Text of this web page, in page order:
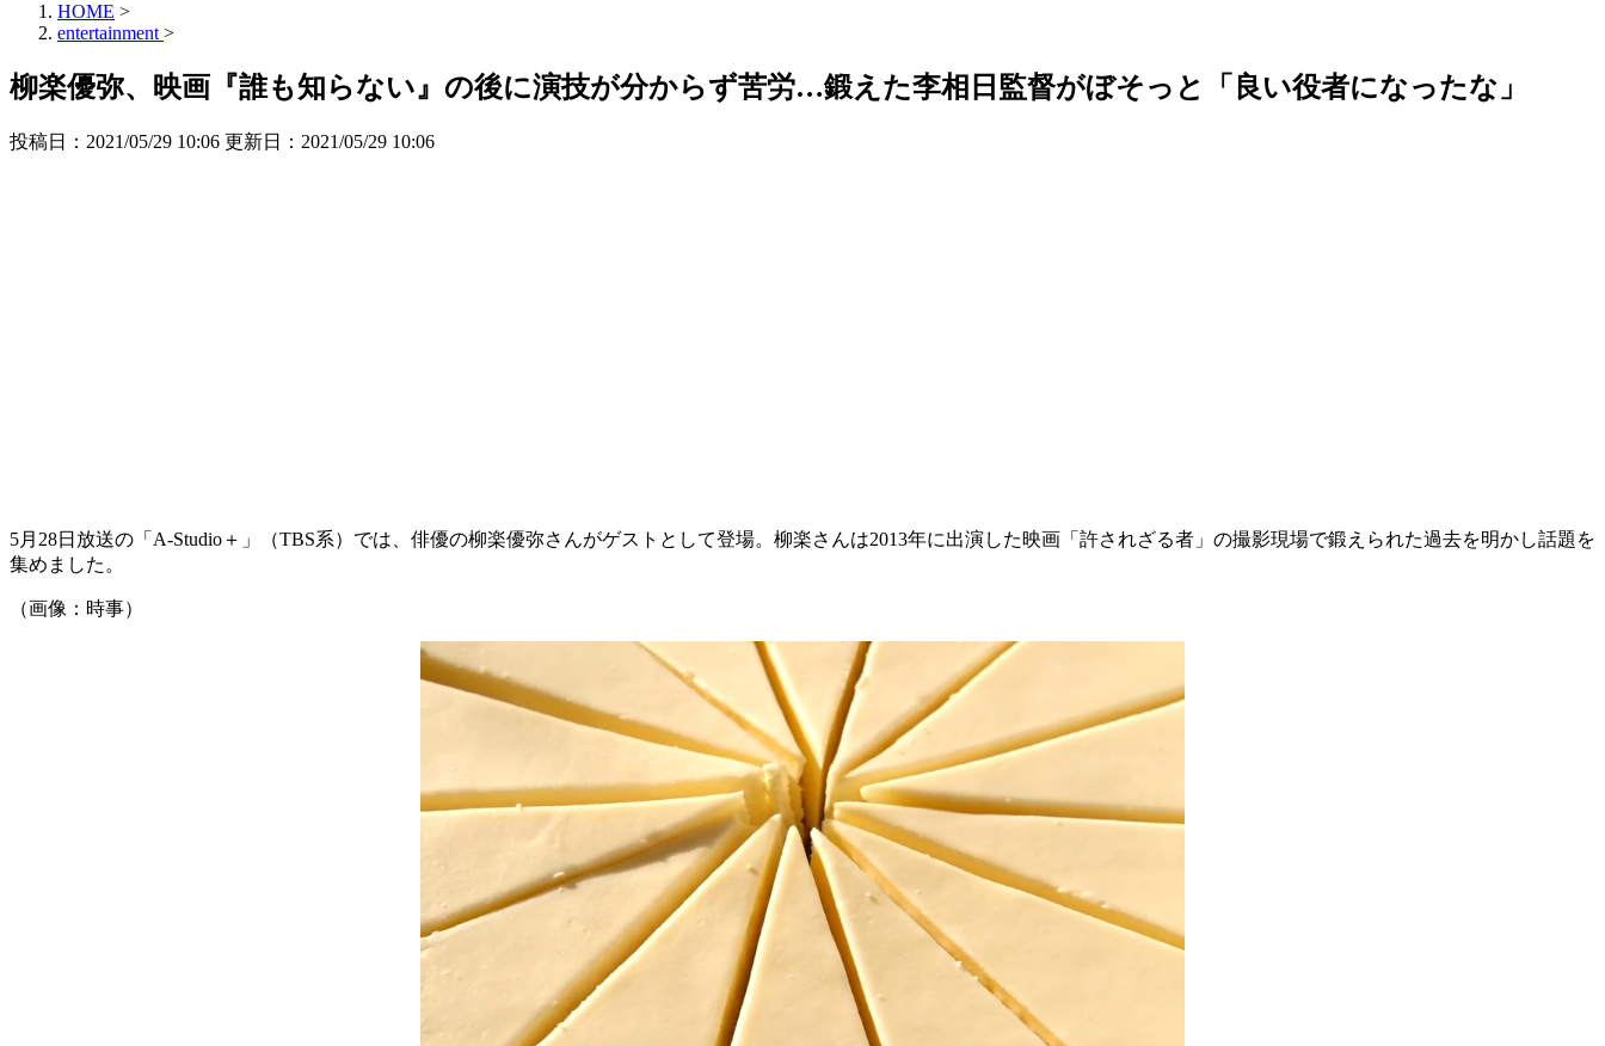
HOME >
entertainment >
柳楽優弥、映画『誰も知らない』の後に演技が分からず苦労…鍛えた李相日監督がぼそっと「良い役者になったな」
投稿日：2021/05/29 10:06 更新日： 2021/05/29 10:06
5月28日放送の「A-Studio＋」（TBS系）では、俳優の柳楽優弥さんがゲストとして登場。柳楽さんは2013年に出演した映画「許されざる者」の撮影現場で鍛えられた過去を明かし話題を
集めました。
（画像：時事）